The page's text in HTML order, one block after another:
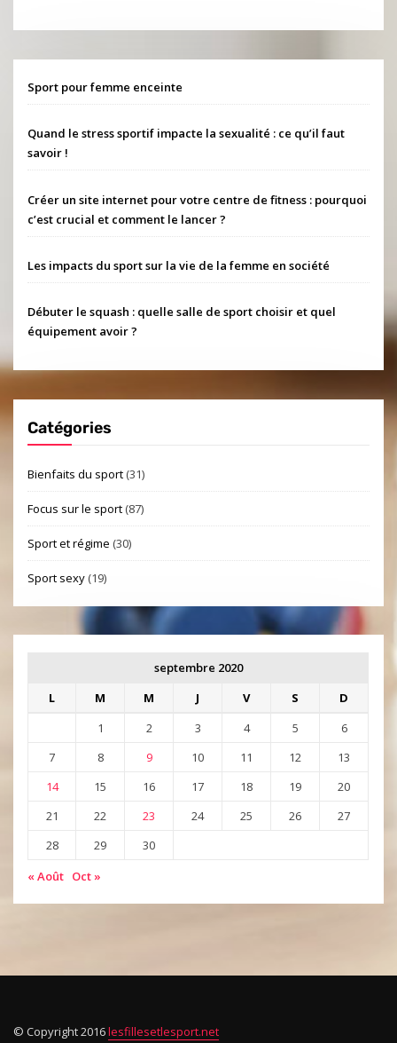
Sport pour femme enceinte
Quand le stress sportif impacte la sexualité : ce qu’il faut
savoir !
Créer un site internet pour votre centre de fitness : pourquoi
c’est crucial et comment le lancer ?
Les impacts du sport sur la vie de la femme en société
Débuter le squash : quelle salle de sport choisir et quel
équipement avoir ?
Catégories
Bienfaits du sport (31)
Focus sur le sport (87)
Sport et régime (30)
Sport sexy (19)
septembre 2020
L
M M J V S
D
1
2 3 4 5
6
7
8 9 10 11 12
13
14
15 16 17 18 19
20
21
22 23 24 25 26
27
28
29
30
« Août Oct »
© Copyright 2016lesfillesetlesport.net